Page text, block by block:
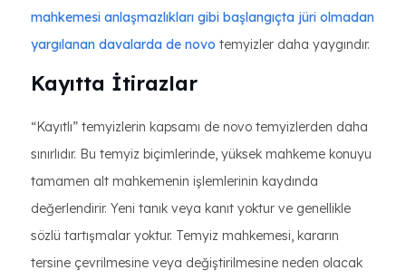
mahkemesi anlaşmazlıkları gibi başlangıçta jüri olmadan
yargılanan davalarda de novo temyizler daha yaygındır.
Kayıtta İtirazlar
“Kayıtlı” temyizlerin kapsamı de novo temyizlerden daha
sınırlıdır. Bu temyiz biçimlerinde, yüksek mahkeme konuyu
tamamen alt mahkemenin işlemlerinin kaydında
değerlendirir. Yeni tanık veya kanıt yoktur ve genellikle
sözlü tartışmalar yoktur. Temyiz mahkemesi, kararın
tersine çevrilmesine veya değiştirilmesine neden olacak